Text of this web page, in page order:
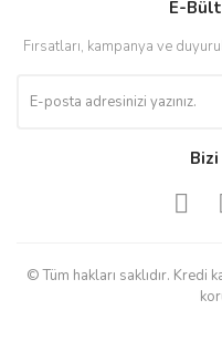
E-
Fırsatları, kampanya ve
© Tüm hakları saklıdır. Kredi